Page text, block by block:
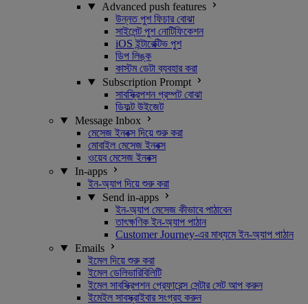
Advanced push features
উন্নত পুশ ফিচার বোঝা
সাইলেন্ট পুশ নোটিফিকেশন
iOS ইন্টারেক্টিভ পুশ
ডিপ লিঙ্ক
কাস্টম ডেটা ব্যবহার করা
Subscription Prompt
সাবস্ক্রিপশন প্রম্পট বোঝা
ডিফল্ট উইজেট
Message Inbox
মেসেজ ইনবক্স দিয়ে শুরু করা
মোবাইল মেসেজ ইনবক্স
ওয়েব মেসেজ ইনবক্স
In-apps
ইন-অ্যাপ দিয়ে শুরু করা
Send in-apps
ইন-অ্যাপ মেসেজ কীভাবে পাঠাবেন
তাৎক্ষণিক ইন-অ্যাপ পাঠান
Customer Journey-এর মাধ্যমে ইন-অ্যাপ পাঠান
Emails
ইমেল দিয়ে শুরু করা
ইমেল ডেলিভারিবিলিটি
ইমেল সাবস্ক্রিপশন প্রেফারেন্স সেন্টার সেট আপ করুন
ইমেইল সাবস্ক্রাইবার সংগ্রহ করুন